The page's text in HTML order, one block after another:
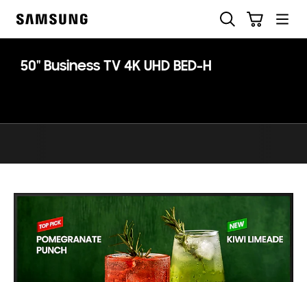
50" Business TV 4K UHD BED-H